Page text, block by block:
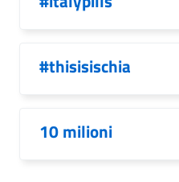
#thisisischia
10 milioni